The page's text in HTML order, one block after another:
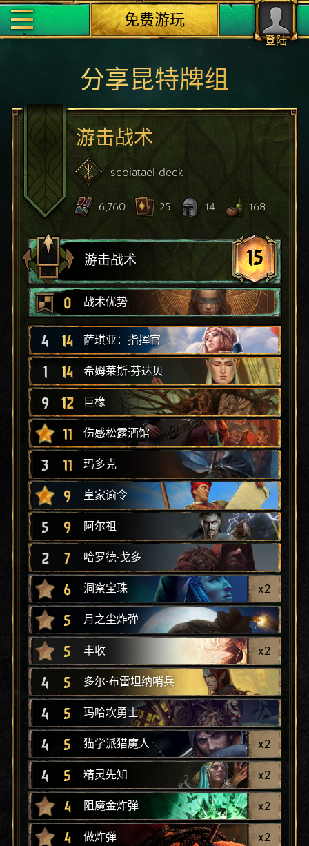
登陆
免费游玩
分享昆特牌组
游击战术
scoiatael deck
6,760 25 14 168
游击战术 15
0 战术优势
4 14 萨琪亚：指挥官
1 14 希姆莱斯·芬达贝
9 12 巨橡
11 伤感松露酒馆
3 11 玛多克
9 皇家谕令
5 9 阿尔祖
2 7 哈罗德·戈多
6 洞察宝珠 x2
5 月之尘炸弹
5 丰收 x2
4 5 多尔·布雷坦纳哨兵
4 5 玛哈坎勇士
4 5 猫学派猎魔人 x2
4 5 精灵先知 x2
4 阻魔金炸弹 x2
4 做炸弹 x2